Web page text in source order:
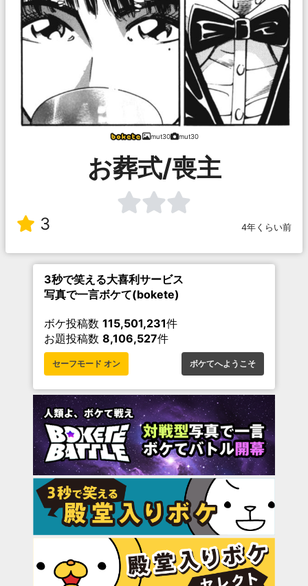
mut30 mut30
お葬式/喪主
3 4年くらい前
3秒で笑える大喜利サービス
写真で一言ボケて(bokete)
ボケ投稿数 115,501,231件
お題投稿数 8,106,527件
セーフモード オン ボケてへようこそ